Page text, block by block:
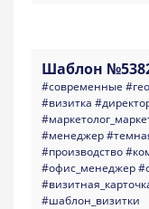
Шаблон
#современные
#визитка
#менеджер
#производство
#офис_менеджер
#шаблон_визитки